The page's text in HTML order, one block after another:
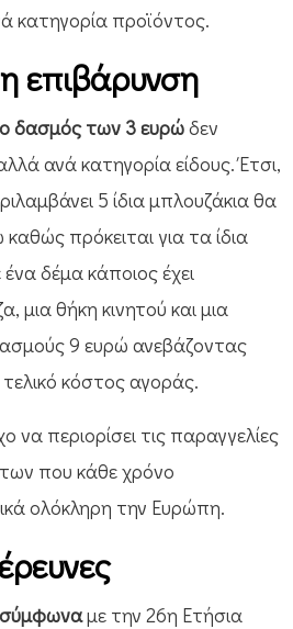
κατηγορία προϊόντος.
επιβάρυνση
ο δασμός των 3 ευρώδεν
ανά κατηγορία είδους. Έτσι,
5 ίδια μπλουζάκια θα
πρόκειται για τα ίδια
δέμα κάποιος έχει
μια θήκη κινητού και μια
9 ευρώ ανεβάζοντας
κόστος αγοράς.
να περιορίσει τις παραγγελίες
που κάθε χρόνο
ολόκληρη την Ευρώπη.
σύμφωναμε την 26η Ετήσια